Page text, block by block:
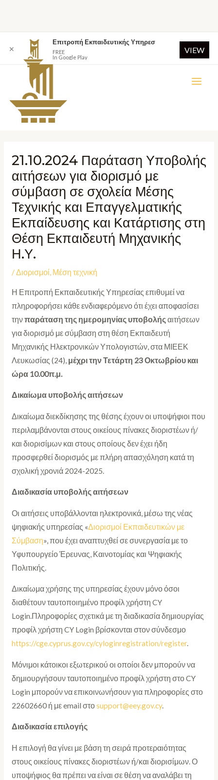
21.10.2024 Παράταση Υποβολής
αιτήσεων για διορισμό με
σύμβαση σε σχολεία Μέσης
Τεχνικής και Επαγγελματικής
Εκπαίδευσης και Κατάρτισης στη
Θέση Εκπαιδευτή Μηχανικής
Η.Υ.
/Διορισμοί, Μέση τεχνική
Η Επιτροπή Εκπαιδευτικής Υπηρεσίας επιθυμεί να
πληροφορήσει κάθε ενδιαφερόμενο ότι έχει αποφασίσει
τηνπαράταση της ημερομηνίας υποβολήςαιτήσεων
για διορισμό με σύμβαση στη θέση Εκπαιδευτή
Μηχανικής Ηλεκτρονικών Υπολογιστών, στα ΜΙΕΕΚ
Λευκωσίας (24), μέχρι την Τετάρτη 23 Οκτωβρίου και
ώρα 10.00π.μ.
Δικαίωμα υποβολής αιτήσεων
Δικαίωμα διεκδίκησης της θέσης έχουν οι υποψήφιοι που
περιλαμβάνονται στους οικείους πίνακες διοριστέων ή/
και διορισίμων και στους οποίους δεν έχει ήδη
προσφερθεί διορισμός με πλήρη απασχόληση κατά τη
σχολική χρονιά 2024-2025.
Διαδικασία υποβολής αιτήσεων
Οι αιτήσεις υποβάλλονται ηλεκτρονικά, μέσω της νέας
ψηφιακής υπηρεσίας «Διορισμοί Εκπαιδευτικών με
Σύμβαση», που έχει αναπτυχθεί σε συνεργασία με το
Υφυπουργείο Έρευνας, Καινοτομίας και Ψηφιακής
Πολιτικής.
Δικαίωμα χρήσης της υπηρεσίας έχουν μόνο όσοι
διαθέτουν ταυτοποιημένο προφίλ χρήστη CY
Login.Πληροφορίες σχετικά με τη διαδικασία δημιουργίας
προφίλ χρήστη CY Login βρίσκονται στον σύνδεσμο
https://cge.cyprus.gov.cy/cyloginregistration/register.
Μόνιμοι κάτοικοι εξωτερικού οι οποίοι δεν μπορούν να
δημιουργήσουν ταυτοποιημένο προφίλ χρήστη στο CY
Login μπορούν να επικοινωνήσουν για πληροφορίες στο
22602660 ή με email στοsupport@eey.gov.cy.
Διαδικασία επιλογής
Η επιλογή θα γίνει με βάση τη σειρά προτεραιότητας
στους οικείους πίνακες διοριστέων ή/και διορισίμων. Ο
υποψήφιος θα πρέπει να είναι σε θέση να αναλάβει τη
✕
Επιτροπή Εκπαιδευτικής Υπηρεσ
FREE
In Google Play
VIEW